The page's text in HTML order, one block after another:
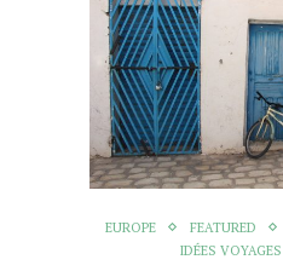
EUROPE FEATURED
IDÉES VOYAGES